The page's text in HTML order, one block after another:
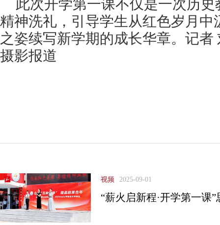
此次开学第一课不仅是一次历
精神洗礼，引导学生从红色岁月中
之姿续写新学期的成长华章。记者
摄影报道
视频 2025-09-01
“薪火启新程·开学第一课